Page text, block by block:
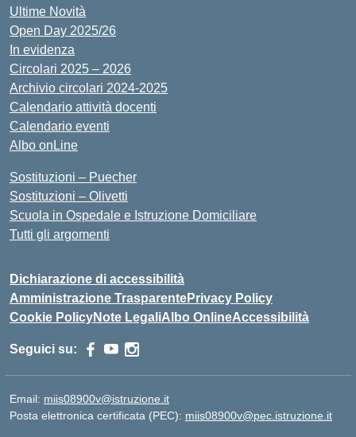
Ultime Novità
Open Day 2025/26
In evidenza
Circolari 2025 – 2026
Archivio circolari 2024-2025
Calendario attività docenti
Calendario eventi
Albo onLine
Sostituzioni – Puecher
Sostituzioni – Olivetti
Scuola in Ospedale e Istruzione Domiciliare
Tutti gli argomenti
Dichiarazione di accessibilità
Amministrazione TrasparentePrivacy Policy
Cookie PolicyNote LegaliAlbo OnlineAccessibilità
Seguici su:
Email: miis08900v@istruzione.it
Posta elettronica certificata (PEC): miis08900v@pec.istruzione.it